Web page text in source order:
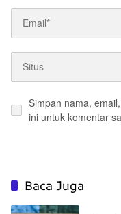
Simpan nama,
ini untuk komentar
Baca Juga